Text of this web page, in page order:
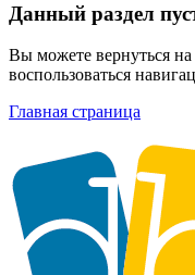
Данный раздел
Вы можете вернуться
воспользоваться
Главная страница